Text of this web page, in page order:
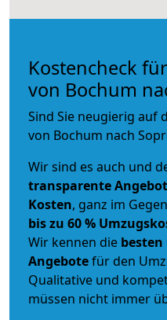
Kostencheck
von Bochum
Sind Sie neugierig auf
von Bochum nach
Wir sind es auch und
transparente
Kosten, ganz im
bis zu 60 %
Wir kennen die
Angebotefür den
Qualitative und
müssen nicht immer